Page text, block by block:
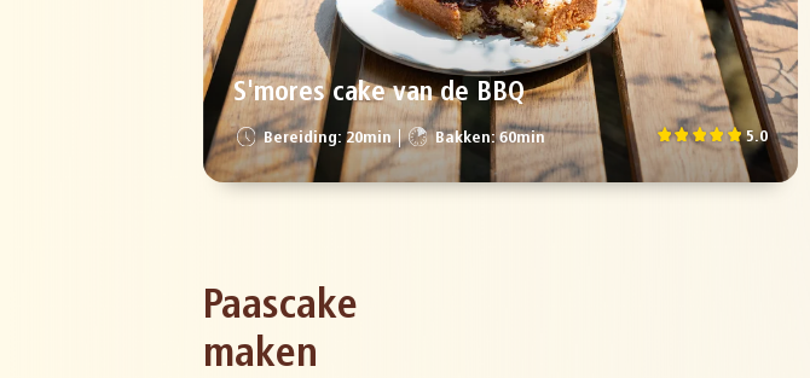
S'mores cake van de BBQ
Bereiding: 20min Bakken: 60min 5.0
Paascake
maken